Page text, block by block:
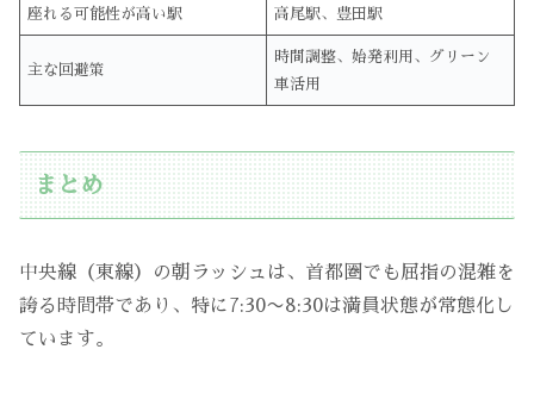
座れる可能性が高い駅 高尾駅、豊田駅
主な回避策
時間調整、始発利用、グリーン
車活用
まとめ
中央線（東線）の朝ラッシュは、首都圏でも屈指の混雑を
誇る時間帯であり、特に7:30〜8:30は満員状態が常態化し
ています。